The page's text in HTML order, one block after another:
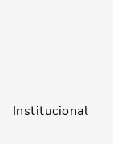
Institucional